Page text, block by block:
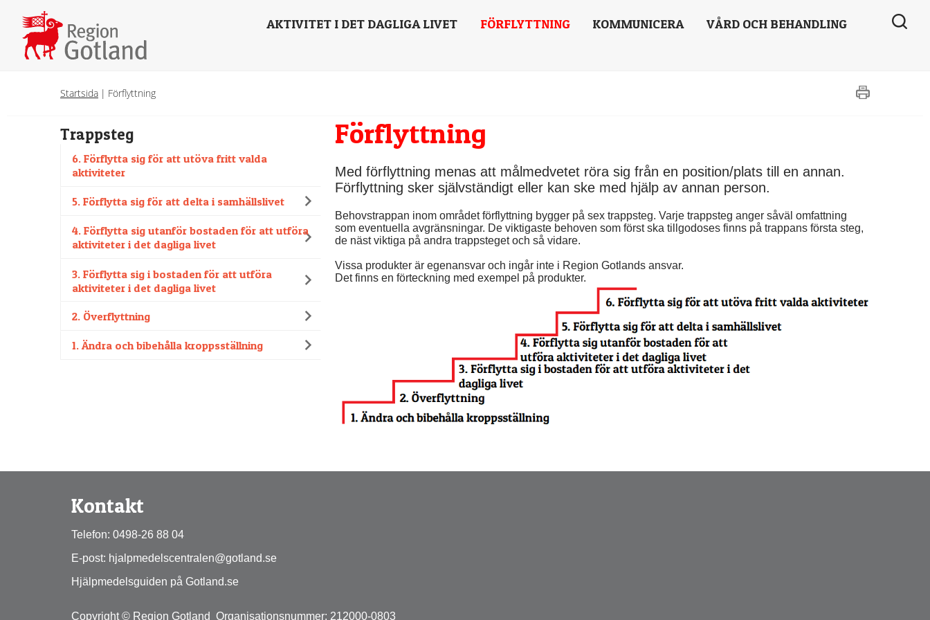
AKTIVITET I DET DAGLIGA LIVET FÖRFLYTTNING KOMMUNICERA VÅRD OCH BEHANDLING
Startsida | Förflyttning
Trappsteg
6. Förflytta sig för att utöva fritt valda
aktiviteter
5. Förflytta sig för att delta i samhällslivet
4. Förflytta sig utanför bostaden för att utföra
aktiviteter i det dagliga livet
3. Förflytta sig i bostaden för att utföra
aktiviteter i det dagliga livet
2. Överflyttning
1. Ändra och bibehålla kroppsställning
Förflyttning
Med förflyttning menas att målmedvetet röra sig från en position/plats till en annan.
Förflyttning sker självständigt eller kan ske med hjälp av annan person.
Behovstrappan inom området förflyttning bygger på sex trappsteg. Varje trappsteg anger såväl omfattning
som eventuella avgränsningar. De viktigaste behoven som först ska tillgodoses finns på trappans första steg,
de näst viktiga på andra trappsteget och så vidare.
Vissa produkter är egenansvar och ingår inte i Region Gotlands ansvar.
Det finns en förteckning med exempel på produkter.
Kontakt
Telefon: 0498-26 88 04
E-post: hjalpmedelscentralen@gotland.se
Hjälpmedelsguiden på Gotland.se
Copyright © Region Gotland  Organisationsnummer: 212000-0803